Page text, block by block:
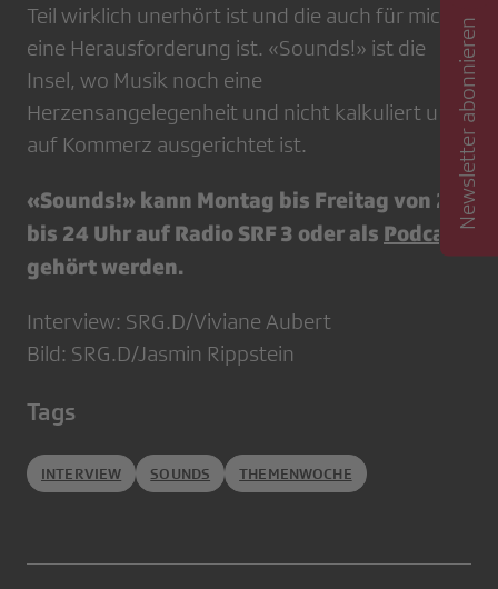
Teil wirklich unerhört ist und die auch für mich
eine Herausforderung ist. «Sounds!» ist die
Insel, wo Musik noch eine
Herzensangelegenheit und nicht kalkuliert und
auf Kommerz ausgerichtet ist.
«Sounds!» kann Montag bis Freitag von 22
bis 24 Uhr auf Radio SRF 3 oder als Podcast
gehört werden.
Interview: SRG.D/Viviane Aubert
Bild: SRG.D/Jasmin Rippstein
Tags
INTERVIEW SOUNDS THEMENWOCHE
Newsletter abonnieren